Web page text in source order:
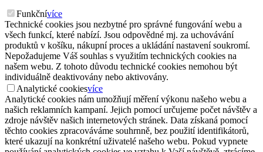
Funkčnívíce
Technické cookies jsou nezbytné pro správné fungování webu a
všech funkcí, které nabízí. Jsou odpovědné mj. za uchovávání
produktů v košíku, nákupní proces a ukládání nastavení soukromí.
Nepožadujeme Váš souhlas s využitím technických cookies na
našem webu. Z tohoto důvodu technické cookies nemohou být
individuálně deaktivovány nebo aktivovány.
Analytické cookiesvíce
Analytické cookies nám umožňují měření výkonu našeho webu a
našich reklamních kampaní. Jejich pomocí určujeme počet návštěv a
zdroje návštěv našich internetových stránek. Data získaná pomocí
těchto cookies zpracováváme souhrnně, bez použití identifikátorů,
které ukazují na konkrétní uživatelé našeho webu. Pokud vypnete